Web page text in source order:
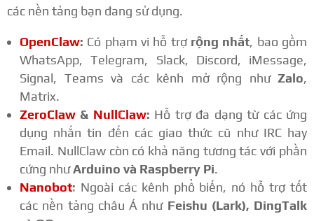
các nền tảng bạn đang sử dụng.
OpenClaw: Có phạm vi hỗ trợ rộng nhất, bao gồm
WhatsApp, Telegram, Slack, Discord, iMessage,
Signal, Teams và các kênh mở rộng như Zalo,
Matrix.
ZeroClaw & NullClaw: Hỗ trợ đa dạng từ các ứng
dụng nhắn tin đến các giao thức cũ như IRC hay
Email. NullClaw còn có khả năng tương tác với phần
cứng nhưArduino và Raspberry Pi.
Nanobot: Ngoài các kênh phổ biến, nó hỗ trợ tốt
các nền tảng châu Á như Feishu (Lark), DingTalk